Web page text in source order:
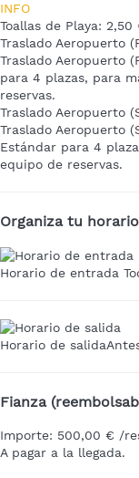
INFO
Toallas de Playa:
Traslado Aeropuerto
Traslado Aeropuerto
para 4 plazas, para
reservas.
Traslado Aeropuerto
Traslado Aeropuerto
Estándar para 4
equipo de reservas.
Organiza tu horario
Horario de entrada
Horario de salida
Fianza
Importe: 500,00 € /
A pagar a la llegada.